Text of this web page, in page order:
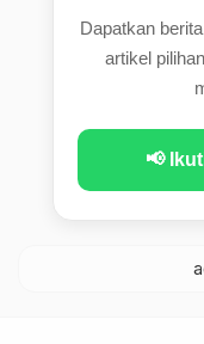
Dapatkan
artikel
📢